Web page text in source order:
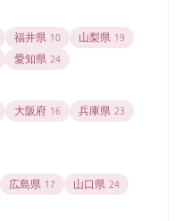
福井県 10 山梨県 19
愛知県 24
大阪府 16 兵庫県 23
広島県 17 山口県 24